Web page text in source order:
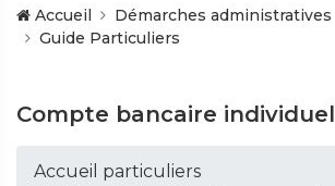
Accueil
Démarches administratives
Guide Particuliers
Compte bancaire individuel
Accueil particuliers